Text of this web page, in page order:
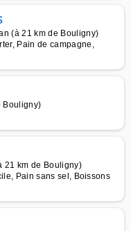
(à 21 km de Bouligny)
Pain de campagne,
Bouligny)
21 km de Bouligny)
Pain sans sel, Boissons